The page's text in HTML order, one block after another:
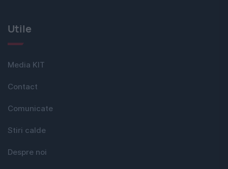
Utile
Media KIT
Contact
Comunicate
Stiri calde
Despre noi